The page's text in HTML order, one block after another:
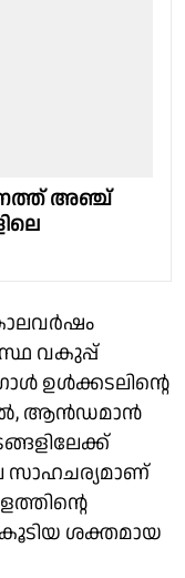
അഞ്ച്
വകുപ്പ്
ഉൾക്കടലിൻ്റെ
ആൻഡമാൻ
കൂടിയ ശക്തമായ